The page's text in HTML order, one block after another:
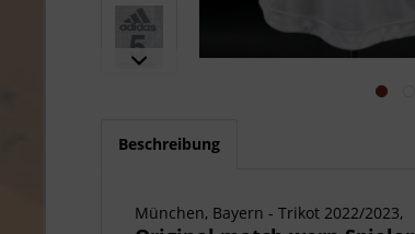
Beschreibung
München, Bayern - Trikot 2022/2023,